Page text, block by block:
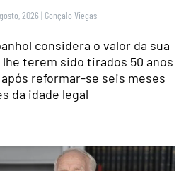
2026 | Gonçalo Viegas
considera o valor da sua
terem sido tirados 50 anos
reformar-se seis meses
da idade legal